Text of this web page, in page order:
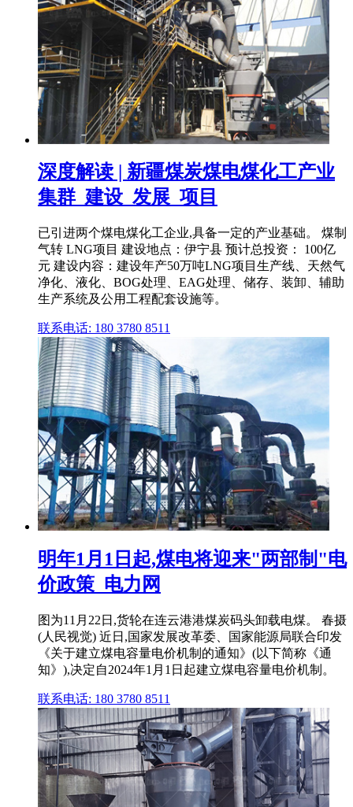
深度解读 | 新疆煤炭煤电煤化工产业
集群_建设_发展_项目
已引进两个煤电煤化工企业,具备一定的产业基础。 煤制
气转 LNG项目 建设地点：伊宁县 预计总投资： 100亿
元 建设内容：建设年产50万吨LNG项目生产线、天然气
净化、液化、BOG处理、EAG处理、储存、装卸、辅助
生产系统及公用工程配套设施等。
联系电话: 180 3780 8511
明年1月1日起,煤电将迎来"两部制"电
价政策_电力网
图为11月22日,货轮在连云港港煤炭码头卸载电煤。 春摄
(人民视觉) 近日,国家发展改革委、国家能源局联合印发
《关于建立煤电容量电价机制的通知》(以下简称《通
知》),决定自2024年1月1日起建立煤电容量电价机制。
联系电话: 180 3780 8511